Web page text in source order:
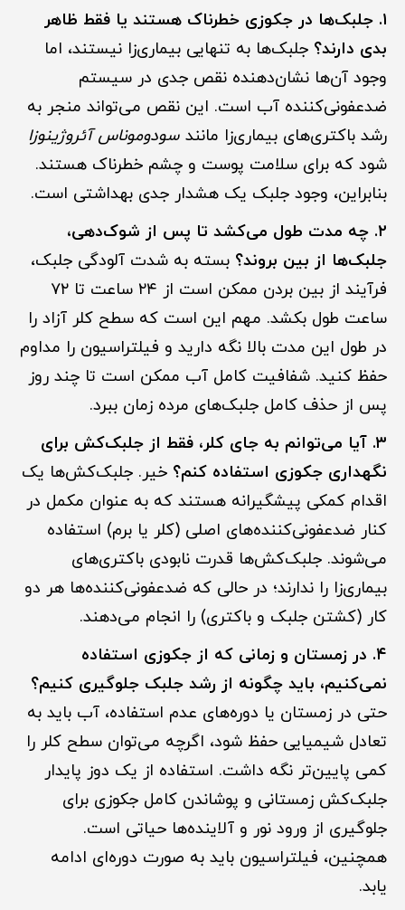
۱. جلبک‌ها در جکوزی خطرناک هستند یا فقط ظاهر
بدی دارند؟ جلبک‌ها به تنهایی بیماری‌زا نیستند، اما
وجود آن‌ها نشان‌دهنده نقص جدی در سیستم
ضدعفونی‌کننده آب است. این نقص می‌تواند منجر به
رشد باکتری‌های بیماری‌زا مانند سودوموناس آئروژینوزا
شود که برای سلامت پوست و چشم خطرناک هستند.
بنابراین، وجود جلبک یک هشدار جدی بهداشتی است.
۲. چه مدت طول می‌کشد تا پس از شوک‌دهی،
جلبک‌ها از بین بروند؟ بسته به شدت آلودگی جلبک،
فرآیند از بین بردن ممکن است از ۲۴ ساعت تا ۷۲
ساعت طول بکشد. مهم این است که سطح کلر آزاد را
در طول این مدت بالا نگه دارید و فیلتراسیون را مداوم
حفظ کنید. شفافیت کامل آب ممکن است تا چند روز
پس از حذف کامل جلبک‌های مرده زمان ببرد.
۳. آیا می‌توانم به جای کلر، فقط از جلبک‌کش برای
نگهداری جکوزی استفاده کنم؟ خیر. جلبک‌کش‌ها یک
اقدام کمکی پیشگیرانه هستند که به عنوان مکمل در
کنار ضدعفونی‌کننده‌های اصلی (کلر یا برم) استفاده
می‌شوند. جلبک‌کش‌ها قدرت نابودی باکتری‌های
بیماری‌زا را ندارند؛ در حالی که ضدعفونی‌کننده‌ها هر دو
کار (کشتن جلبک و باکتری) را انجام می‌دهند.
۴. در زمستان و زمانی که از جکوزی استفاده
نمی‌کنیم، باید چگونه از رشد جلبک جلوگیری کنیم؟
حتی در زمستان یا دوره‌های عدم استفاده، آب باید به
تعادل شیمیایی حفظ شود، اگرچه می‌توان سطح کلر را
کمی پایین‌تر نگه داشت. استفاده از یک دوز پایدار
جلبک‌کش زمستانی و پوشاندن کامل جکوزی برای
جلوگیری از ورود نور و آلاینده‌ها حیاتی است.
همچنین، فیلتراسیون باید به صورت دوره‌ای ادامه
یابد.